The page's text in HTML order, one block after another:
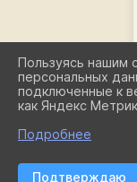
Пользуясь нашим
персональных
подключенные к
как Яндекс
Подробнее
Подтверждаю